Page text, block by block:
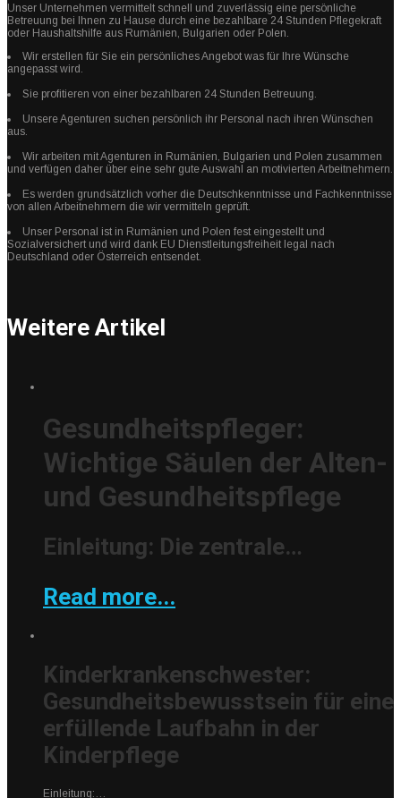
Unser Unternehmen vermittelt schnell und zuverlässig eine persönliche
Betreuung bei Ihnen zu Hause durch eine bezahlbare 24 Stunden Pflegekraft
oder Haushaltshilfe aus Rumänien, Bulgarien oder Polen.
Wir erstellen für Sie ein persönliches Angebot was für Ihre Wünsche
angepasst wird.
Sie profitieren von einer bezahlbaren 24 Stunden Betreuung.
Unsere Agenturen suchen persönlich ihr Personal nach ihren Wünschen
aus.
Wir arbeiten mit Agenturen in Rumänien, Bulgarien und Polen zusammen
und verfügen daher über eine sehr gute Auswahl an motivierten Arbeitnehmern.
Es werden grundsätzlich vorher die Deutschkenntnisse und Fachkenntnisse
von allen Arbeitnehmern die wir vermitteln geprüft.
Unser Personal ist in Rumänien und Polen fest eingestellt und
Sozialversichert und wird dank EU Dienstleitungsfreiheit legal nach
Deutschland oder Österreich entsendet.
Weitere Artikel
Gesundheitspfleger:
Wichtige Säulen der Alten-
und Gesundheitspflege
Einleitung: Die zentrale…
Read more...
Kinderkrankenschwester:
Gesundheitsbewusstsein für eine
erfüllende Laufbahn in der
Kinderpflege
Einleitung:…